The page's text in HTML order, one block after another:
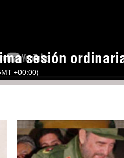
sesión
+00:00)